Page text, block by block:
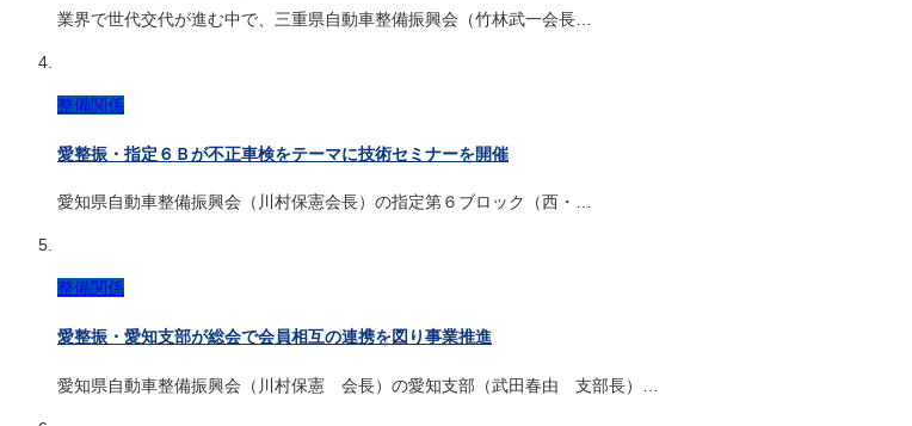
業界で世代交代が進む中で、三重県自動車整備振興会（竹林武一会長…
整備関係
愛整振・指定６Ｂが不正車検をテーマに技術セミナーを開催
愛知県自動車整備振興会（川村保憲会長）の指定第６ブロック（西・…
整備関係
愛整振・愛知支部が総会で会員相互の連携を図り事業推進
愛知県自動車整備振興会（川村保憲 会長）の愛知支部（武田春由 支部長）…